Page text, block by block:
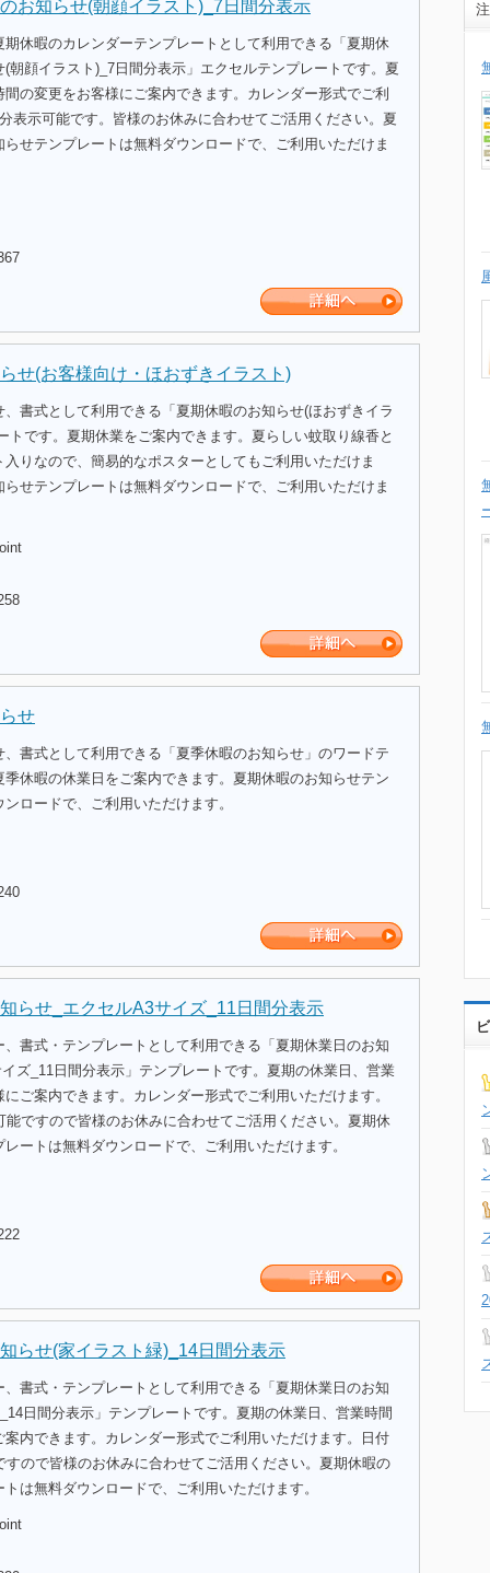
お知らせ(朝顔イラスト)_7日間分表示
期休暇のカレンダーテンプレートとして利用できる「夏期休
朝顔イラスト)_7日間分表示」エクセルテンプレートです。夏
の変更をお客様にご案内できます。カレンダー形式でご利
表示可能です。皆様のお休みに合わせてご活用ください。夏
せテンプレートは無料ダウンロードで、ご利用いただけま
せ(お客様向け・ほおずきイラスト)
書式として利用できる「夏期休暇のお知らせ(ほおずきイラ
トです。夏期休業をご案内できます。夏らしい蚊取り線香と
りなので、簡易的なポスターとしてもご利用いただけま
せテンプレートは無料ダウンロードで、ご利用いただけま
せ
書式として利用できる「夏季休暇のお知らせ」のワードテ
休暇の休業日をご案内できます。夏期休暇のお知らせテン
ロードで、ご利用いただけます。
らせ_エクセルA3サイズ_11日間分表示
書式・テンプレートとして利用できる「夏期休業日のお知
ズ_11日間分表示」テンプレートです。夏期の休業日、営業
ご案内できます。カレンダー形式でご利用いただけます。
能ですので皆様のお休みに合わせてご活用ください。夏期休
ートは無料ダウンロードで、ご利用いただけます。
らせ(家イラスト緑)_14日間分表示
書式・テンプレートとして利用できる「夏期休業日のお知
日間分表示」テンプレートです。夏期の休業日、営業時間
案内できます。カレンダー形式でご利用いただけます。日付
すので皆様のお休みに合わせてご活用ください。夏期休暇の
は無料ダウンロードで、ご利用いただけます。